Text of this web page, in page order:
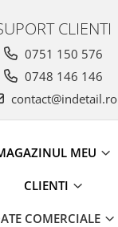
CLIENTI
0751 150 576
0748 146 146
contact@indetail.ro
MEU
CLIENTI
COMERCIALE